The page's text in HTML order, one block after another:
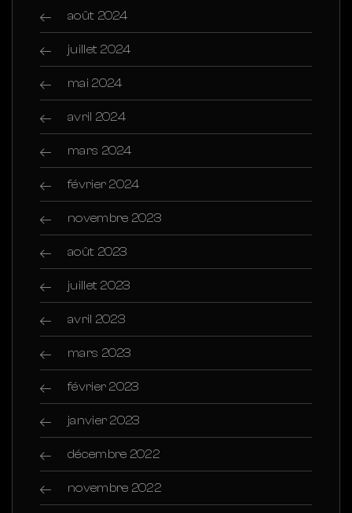
août 2024
juillet 2024
mai 2024
avril 2024
mars 2024
février 2024
novembre 2023
août 2023
juillet 2023
avril 2023
mars 2023
février 2023
janvier 2023
décembre 2022
novembre 2022